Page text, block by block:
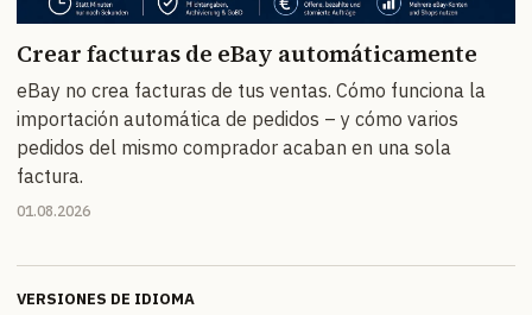
Crear facturas de eBay automáticamente
eBay no crea facturas de tus ventas. Cómo funciona la
importación automática de pedidos – y cómo varios
pedidos del mismo comprador acaban en una sola
factura.
01.08.2026
VERSIONES DE IDIOMA